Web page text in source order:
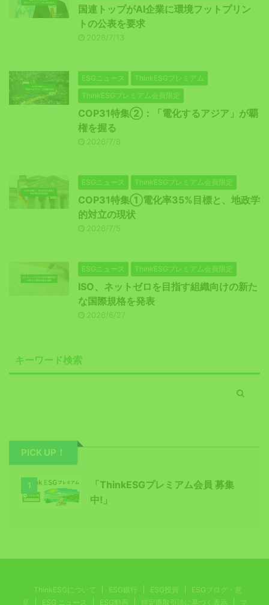
国連トップがAI企業に環境フットプリン
トの公表を要求
2026/7/13
ESGニュース
ThinkESGプレミアム
ThinkESGプレミアム会員限定
COP31特集②：「電化するアジア」が覇
権を握る
2026/7/8
ESGニュース ThinkESGプレミアム会員限定
COP31特集①電化率35%目標と、地政学
的対立の現状
2026/7/5
ESGニュース ThinkESGプレミアム会員限定
ISO、ネットゼロを目指す組織向けの新た
な国際規格を発表
2026/6/27
キーワード検索
PICK UP！
1
「ThinkESGプレミアム会員 募集
中!」
ThinkESGについて ESG銀行 ESG投資
ESGブログ・意
見
ESG ニュース ESG動画 特定商取引法に基づく表示 マ